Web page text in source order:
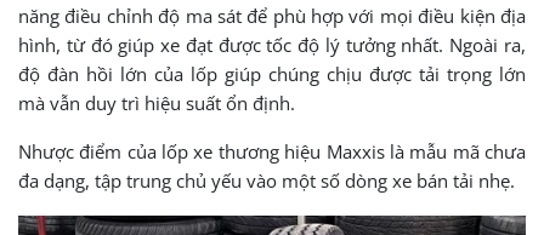
năng điều chỉnh độ ma sát để phù hợp với mọi điều kiện địa
hình, từ đó giúp xe đạt được tốc độ lý tưởng nhất. Ngoài ra,
độ đàn hồi lớn của lốp giúp chúng chịu được tải trọng lớn
mà vẫn duy trì hiệu suất ổn định.
Nhược điểm của lốp xe thương hiệu Maxxis là mẫu mã chưa
đa dạng, tập trung chủ yếu vào một số dòng xe bán tải nhẹ.